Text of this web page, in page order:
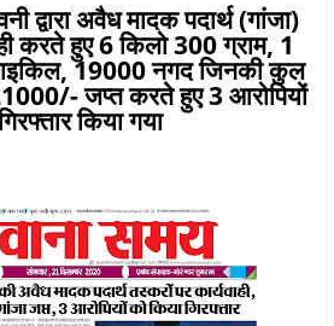
द्वारा अवैध मादक पदार्थ (गांजा)
करते हुए 6 किलो 300 ग्राम, 1
19000 नगद जिनकी कुल
जप्त करते हुए 3 आरोपियों
किया गया